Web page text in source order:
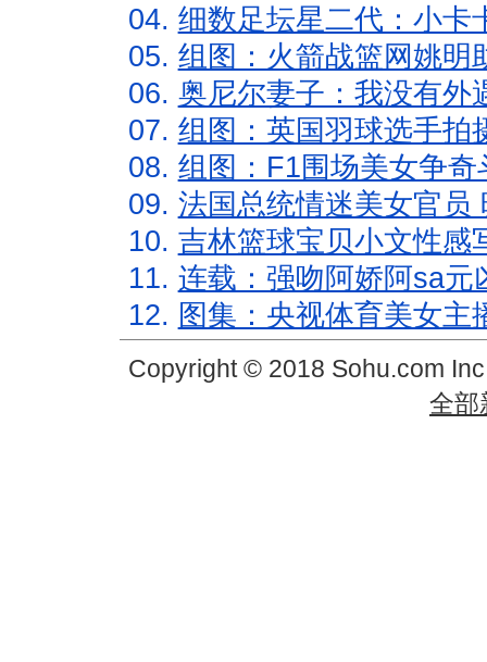
04. 细数足坛星二代：小卡
05. 组图：火箭战篮网姚明
06. 奥尼尔妻子：我没有外
07. 组图：英国羽球选手拍
08. 组图：F1围场美女争
09. 法国总统情迷美女官员
10. 吉林篮球宝贝小文性感
11. 连载：强吻阿娇阿sa元
12. 图集：央视体育美女主
Copyright © 2018 Sohu.com
全部